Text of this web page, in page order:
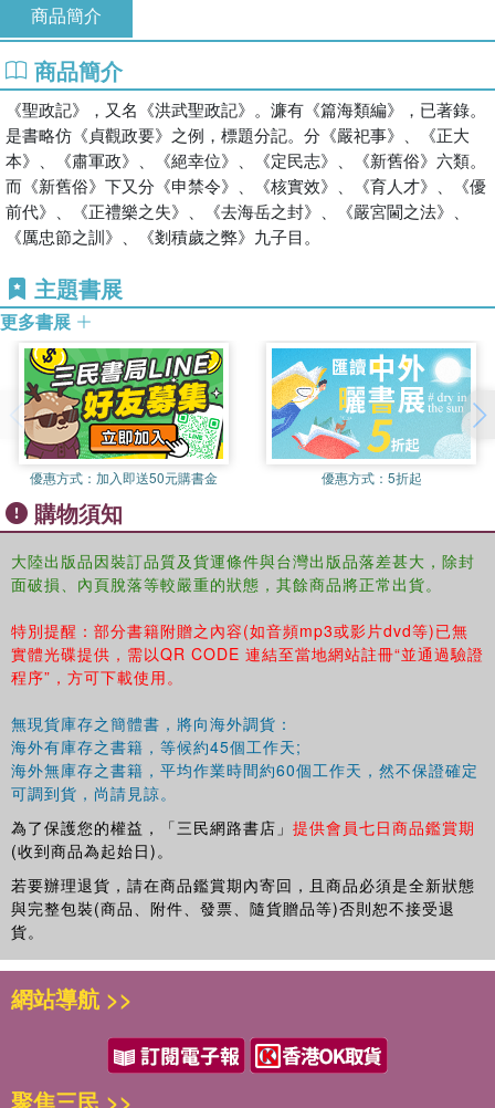
商品簡介
商品簡介
《聖政記》，又名《洪武聖政記》。濂有《篇海類編》，已著錄。
是書略仿《貞觀政要》之例，標題分記。分《嚴祀事》、《正大
本》、《肅軍政》、《絕幸位》、《定民志》、《新舊俗》六類。
而《新舊俗》下又分《申禁令》、《核實效》、《育人才》、《優
前代》、《正禮樂之失》、《去海岳之封》、《嚴宮閫之法》、
《厲忠節之訓》、《剗積歲之弊》九子目。
主題書展
更多書展
優惠方式： 加入即送50元購書金 優惠方式： 5折起
購物須知
大陸出版品因裝訂品質及貨運條件與台灣出版品落差甚大，除封
面破損、內頁脫落等較嚴重的狀態，其餘商品將正常出貨。
特別提醒：部分書籍附贈之內容(如音頻mp3或影片dvd等)已無
實體光碟提供，需以QR CODE 連結至當地網站註冊“並通過驗證
程序”，方可下載使用。
無現貨庫存之簡體書，將向海外調貨：
海外有庫存之書籍，等候約45個工作天;
海外無庫存之書籍，平均作業時間約60個工作天，然不保證確定
可調到貨，尚請見諒。
為了保護您的權益，「三民網路書店」 提供會員七日商品鑑賞期
(收到商品為起始日)。
若要辦理退貨，請在商品鑑賞期內寄回，且商品必須是全新狀態
與完整包裝(商品、附件、發票、隨貨贈品等)否則恕不接受退
貨。
網站導航 >>
聚焦三民 >>